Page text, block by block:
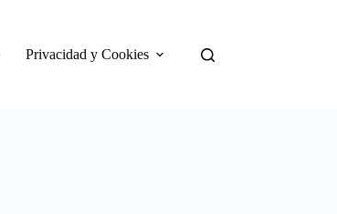
Privacidad y Cookies